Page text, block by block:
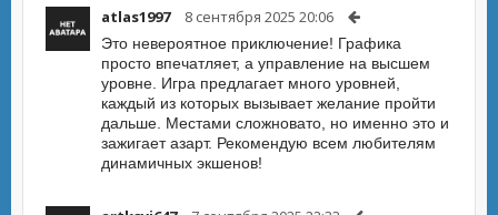
atlas1997 8 сентября 2025 20:06
Это невероятное приключение! Графика
просто впечатляет, а управление на высшем
уровне. Игра предлагает много уровней,
каждый из которых вызывает желание пройти
дальше. Местами сложновато, но именно это и
зажигает азарт. Рекомендую всем любителям
динамичных экшенов!